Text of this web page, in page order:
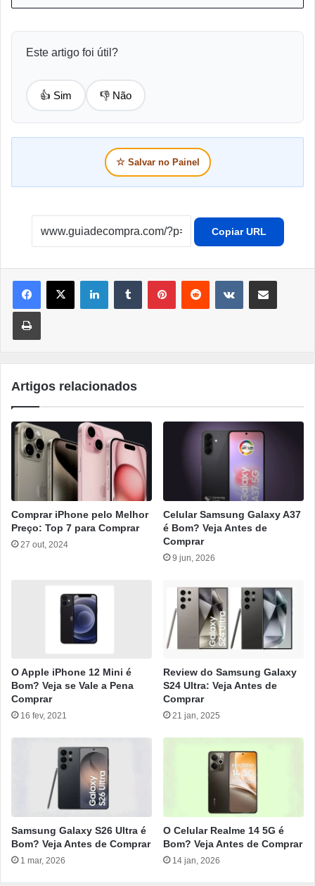
Este artigo foi útil?
👍 Sim 👎 Não
☆ Salvar no Painel
Copiar URL
LinkedinTumblr PinterestReddit VK Compartilhar por e-mail
Imprimir
Artigos relacionados
Comprar iPhone pelo Melhor
Preço: Top 7 para Comprar
27 out, 2024
Celular Samsung Galaxy A37
é Bom? Veja Antes de
Comprar
9 jun, 2026
O Apple iPhone 12 Mini é
Bom? Veja se Vale a Pena
Comprar
16 fev, 2021
Review do Samsung Galaxy
S24 Ultra: Veja Antes de
Comprar
21 jan, 2025
Samsung Galaxy S26 Ultra é
Bom? Veja Antes de Comprar
1 mar, 2026
O Celular Realme 14 5G é
Bom? Veja Antes de Comprar
14 jan, 2026